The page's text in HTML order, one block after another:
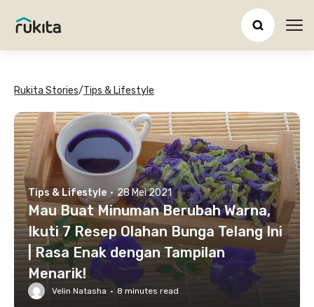
Rukita Stories/Tips & Lifestyle
Tips & Lifestyle · 28 Mei 2021
Mau Buat Minuman Berubah Warna,
Ikuti 7 Resep Olahan Bunga Telang Ini
| Rasa Enak dengan Tampilan
Menarik!
Velin Natasha · 8 minutes read